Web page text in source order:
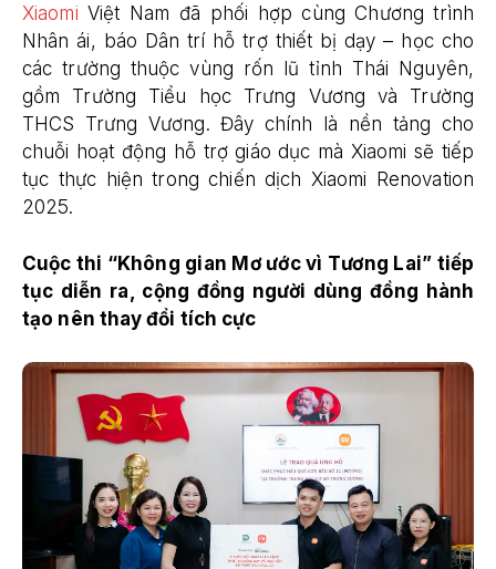
Xiaomi Việt Nam đã phối hợp cùng Chương trình
Nhân ái, báo Dân trí hỗ trợ thiết bị dạy – học cho
các trường thuộc vùng rốn lũ tỉnh Thái Nguyên,
gồm Trường Tiểu học Trưng Vương và Trường
THCS Trưng Vương. Đây chính là nền tảng cho
chuỗi hoạt động hỗ trợ giáo dục mà Xiaomi sẽ tiếp
tục thực hiện trong chiến dịch Xiaomi Renovation
2025.
Cuộc thi “Không gian Mơ ước vì Tương Lai” tiếp
tục diễn ra, cộng đồng người dùng đồng hành
tạo nên thay đổi tích cực